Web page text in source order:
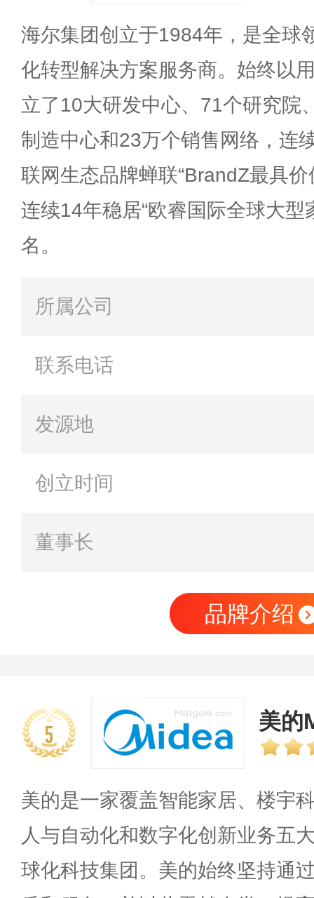
海尔集团创立于1984年，是全球
化转型解决方案服务商。始终以
立了10大研发中心、71个研究院
制造中心和23万个销售网络，连
联网生态品牌蝉联“BrandZ最具
连续14年稳居“欧睿国际全球大型
名。
所属公司
联系电话
发源地
创立时间
董事长
品牌介绍
5 美的
美的是一家覆盖智能家居、楼宇
人与自动化和数字化创新业务五
球化科技集团。美的始终坚持通